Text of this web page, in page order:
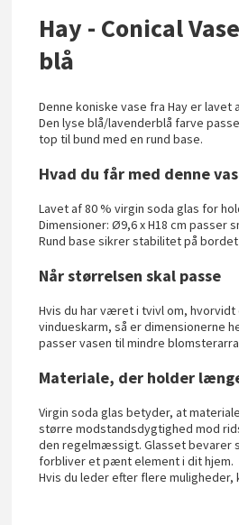
Hay - Conical
blå
Denne koniske vase fra Hay er
Den lyse blå/lavenderblå farve
top til bund med en rund base.
Hvad du får med denne
Lavet af 80 % virgin soda glas for
Dimensioner: Ø9,6 x H18 cm passer
Rund base sikrer stabilitet på
Når størrelsen skal passe
Hvis du har været i tvivl om,
vindueskarm, så er dimensionerne
passer vasen til mindre
Materiale, der holder
Virgin soda glas betyder, at
større modstandsdygtighed mod
den regelmæssigt. Glasset bevarer
forbliver et pænt element i dit hjem.
Hvis du leder efter flere